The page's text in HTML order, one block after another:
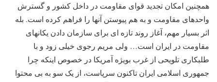
همچنین امکان تجدید قوای مقاومت در داخل کشور و گسترش
واحدهای مقاومت و به هم پیوستن آنها را فراهم کرده است. بله
اثر بسیار مهم، آغاز روند تازه ای برای سازمان دادن یکانهای
مقاومت در ایران است… ولی مریم رجوی خیلی زود و با
طلبکاری تلویحی از غرب بویژه آمریکا در خصوص اینکه چرا
جمهوری اسلامی ایران تاکنون سرپاست، از یک سو به بی محتوا